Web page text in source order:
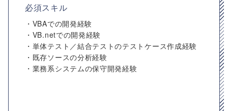
必須スキル
・VBAでの開発経験
・VB.netでの開発経験
・単体テスト／結合テストのテストケース作成経験
・既存ソースの分析経験
・業務系システムの保守開発経験